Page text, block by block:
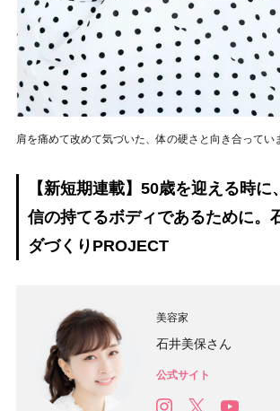
肩を痛めて改めて気づいた、体の硬さと向き合ってい
【新短期連載】50歳を迎える時に
信の持てるボディであるために。
ダづくりPROJECT
美容家
石井美保さん
公式サイト